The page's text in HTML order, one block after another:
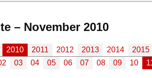
– November 2010
2010 2011 2012 2013 2014
2015
03 04 05 06 07 08 09 10